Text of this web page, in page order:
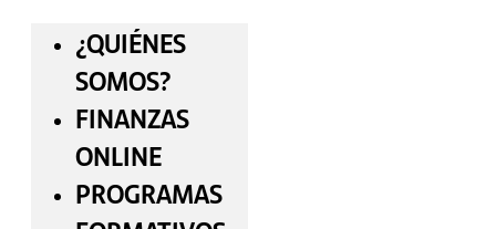
¿QUIÉNES
SOMOS?
FINANZAS
ONLINE
PROGRAMAS